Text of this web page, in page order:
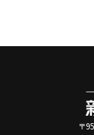
〒